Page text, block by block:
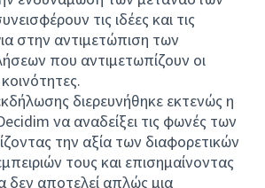
τις ιδέες και τις
στην αντιμετώπιση των
που αντιμετωπίζουν οι
διερευνήθηκε εκτενώς η
να αναδείξει τις φωνές των
την αξία των διαφορετικών
τους και επισημαίνοντας
αποτελεί απλώς μια